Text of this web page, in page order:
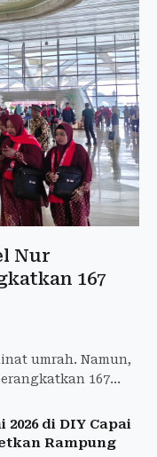
Nur
167
umrah. Namun,
167
di DIY Capai
Rampung